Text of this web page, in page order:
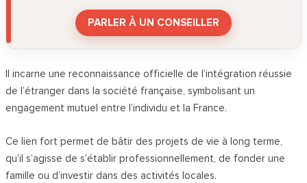
PARLER À UN CONSEILLER
Il incarne une reconnaissance officielle de l’intégration réussie
de l’étranger dans la société française, symbolisant un
engagement mutuel entre l’individu et la France.
Ce lien fort permet de bâtir des projets de vie à long terme,
qu’il s’agisse de s’établir professionnellement, de fonder une
famille ou d’investir dans des activités locales.